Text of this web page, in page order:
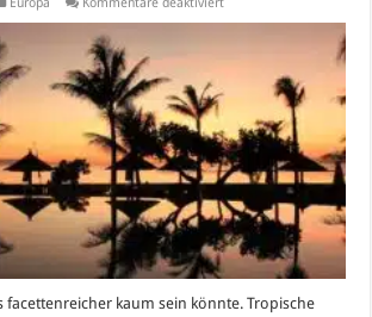
Tipps
eine
nach
Bali
facettenreicher kaum sein könnte. Tropische